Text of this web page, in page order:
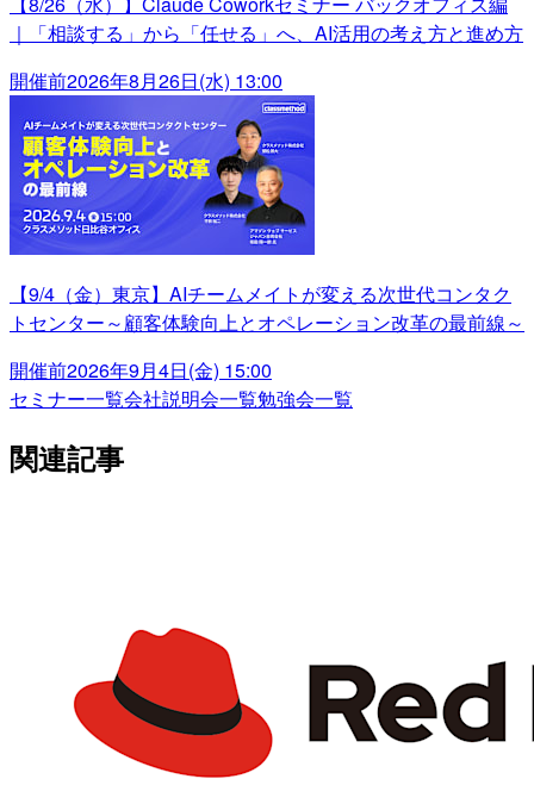
｜「相談する」から「任せる」へ、AI活用の考え方と進め方
開催前2026年8月26日(水) 13:00
【9/4（金）東京】AIチームメイトが変える次世代コンタク
トセンター～顧客体験向上とオペレーション改革の最前線～
開催前2026年9月4日(金) 15:00
セミナー一覧会社説明会一覧勉強会一覧
関連記事